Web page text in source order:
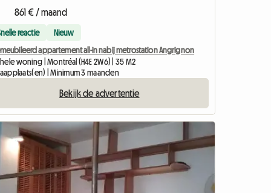
861 € / maand
reactie Nieuw
appartement all-in nabij metrostation Angrignon
woning | Montréal (H4E 2W6) | 35 M2
| Minimum 3 maanden
Bekijk de advertentie